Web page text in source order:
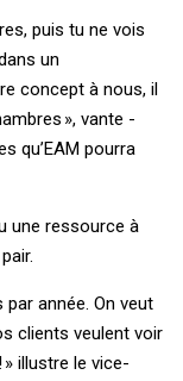
puis tu ne vois
un
concept à nous, il
», vante
qu’EAM pourra
une ressource à
par année. On veut
clients veulent voir
illustre le ­vice-